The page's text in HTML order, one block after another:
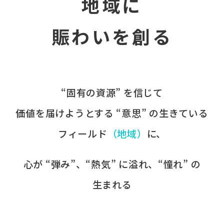
賑わいを創る
“固有の​資源” を​信じて
価値を​届けようとする​ “意思” の​生きている
フィールド ​（地域） に、​
心が​ “弾み”、​“熱気” に​溢れ、​“憧れ” の​
生まれる